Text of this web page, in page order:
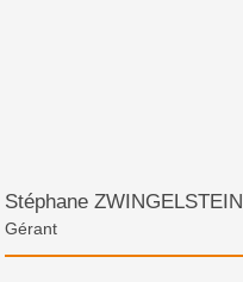
Stéphane ZWINGELSTEIN
Gérant